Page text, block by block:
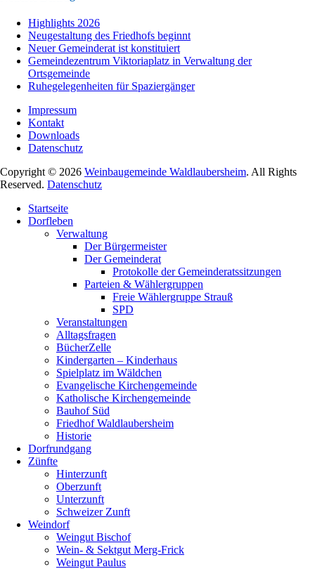
Highlights 2026
Neugestaltung des Friedhofs beginnt
Neuer Gemeinderat ist konstituiert
Gemeindezentrum Viktoriaplatz in Verwaltung der
Ortsgemeinde
Ruhegelegenheiten für Spaziergänger
Impressum
Kontakt
Downloads
Datenschutz
Copyright © 2026 Weinbaugemeinde Waldlaubersheim. All Rights
Reserved. Datenschutz
oben
scrollen
Startseite
Dorfleben
Verwaltung
Der Bürgermeister
Der Gemeinderat
Protokolle der Gemeinderatssitzungen
Parteien & Wählergruppen
Freie Wählergruppe Strauß
SPD
Veranstaltungen
Alltagsfragen
BücherZelle
Kindergarten – Kinderhaus
Spielplatz im Wäldchen
Evangelische Kirchengemeinde
Katholische Kirchengemeinde
Bauhof Süd
Friedhof Waldlaubersheim
Historie
Dorfrundgang
Zünfte
Hinterzunft
Oberzunft
Unterzunft
Schweizer Zunft
Weindorf
Weingut Bischof
Wein- & Sektgut Merg-Frick
Weingut Paulus